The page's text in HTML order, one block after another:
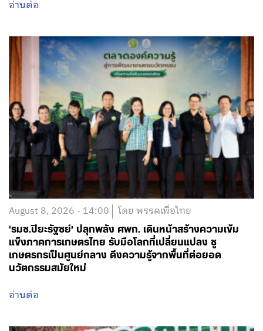
อ่านต่อ
August 8, 2026 - 14:00 โดย พรรคเพื่อไทย
‘รมช.ปิยะรัฐชย์’ ปลุกพลัง ศพก. เดินหน้าสร้างความเข้ม
แข็งภาคการเกษตรไทย รับมือโลกที่เปลี่ยนแปลง ชู
เกษตรกรเป็นศูนย์กลาง ดึงความรู้จากพื้นที่ต่อยอด
นวัตกรรมสมัยใหม่
อ่านต่อ